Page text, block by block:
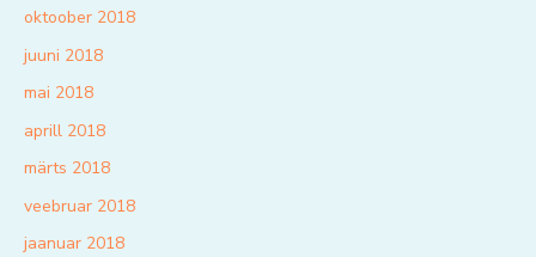
oktoober 2018
juuni 2018
mai 2018
aprill 2018
märts 2018
veebruar 2018
jaanuar 2018